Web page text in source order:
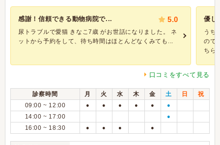
感謝！信頼できる動物病院で... 5.0
尿トラブルで愛猫 きなこ7歳 がお世話になりました。 ネ
ットから予約をして、待ち時間はほとんどなくみても...
優し
うち
ので
ちら
口コミをすべて見る
診察時間 月 火 水 木 金 土 日
祝
09:00 ~ 12:00
● ● ● ● ● ●
14:00 ~ 17:00 ●
16:00 ~ 18:30 ● ● ● ●